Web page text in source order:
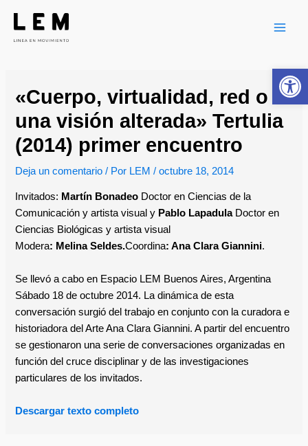
contenido
«Cuerpo, virtualidad, red o
una visión alterada» Tertulia
(2014) primer encuentro
Deja un comentario / Por LEM/octubre 18, 2014
Invitados: Martín Bonadeo Doctor en Ciencias de la
Comunicación y artista visual y Pablo Lapadula Doctor en
Ciencias Biológicas y artista visual
Modera: Melina Seldes.Coordina: Ana Clara Giannini.
Se llevó a cabo en Espacio LEM Buenos Aires, Argentina
Sábado 18 de octubre 2014. La dinámica de esta
conversación surgió del trabajo en conjunto con la curadora e
historiadora del Arte Ana Clara Giannini. A partir del encuentro
se gestionaron una serie de conversaciones organizadas en
función del cruce disciplinar y de las investigaciones
particulares de los invitados.
Descargar texto completo
entradas